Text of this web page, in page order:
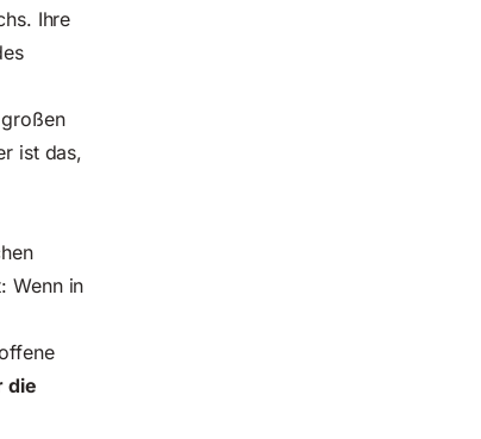
Ihre
ist das,
Wenn in
die